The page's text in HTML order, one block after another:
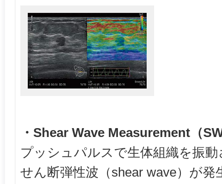
・Shear Wave Measurement（
プッシュパルスで生体組織を振
せん断弾性波（shear wave）が